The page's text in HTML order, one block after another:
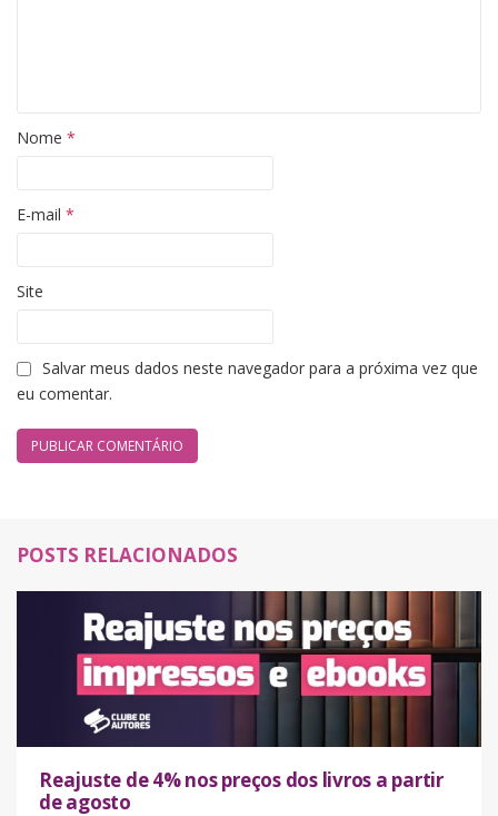
Nome *
E-mail *
Site
Salvar meus dados neste navegador para a próxima vez que
eu comentar.
POSTS RELACIONADOS
Reajuste de 4% nos preços dos livros a partir
de agosto